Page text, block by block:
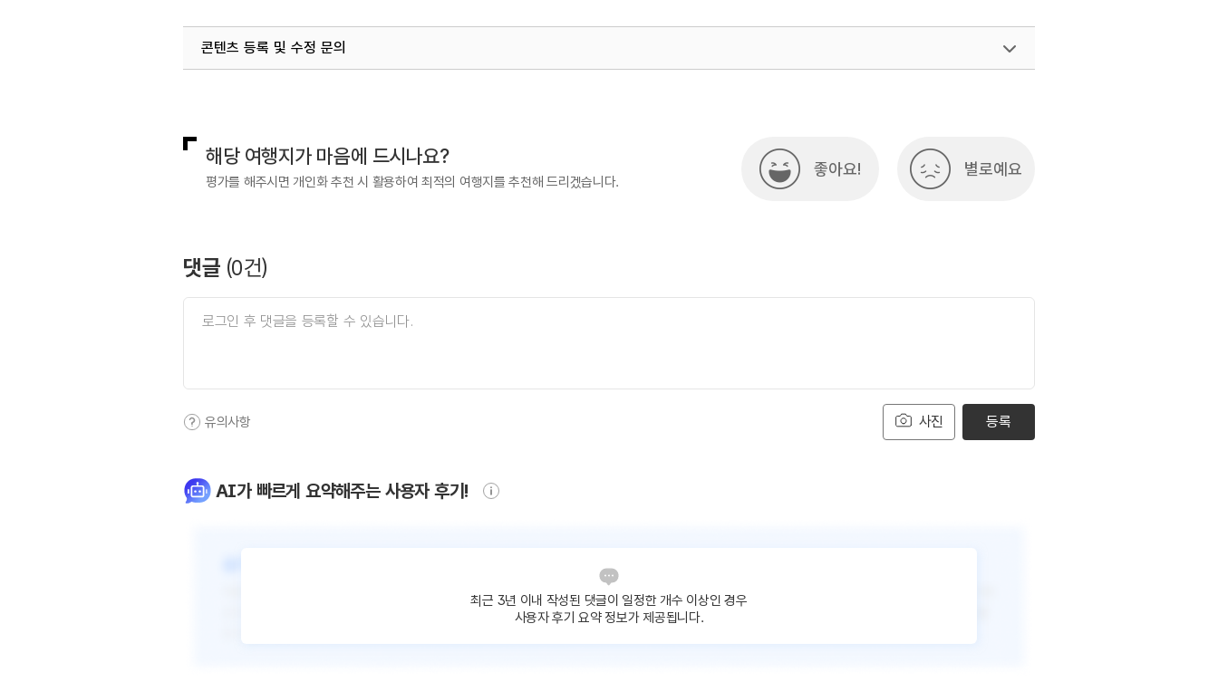
콘텐츠 등록 및 수정 문의
해당 여행지가 마음에 드시나요?
평가를 해주시면 개인화 추천 시 활용하여 최적의 여행지를 추천해 드리겠습니다.
좋아요! 별로예요
댓글 (0건)
사진
유의사항 등록
AI가 빠르게 요약해주는 사용자 후기!
최근 3년 이내 작성된 댓글이 일정한 개수 이상인 경우
사용자 후기 요약 정보가 제공됩니다.